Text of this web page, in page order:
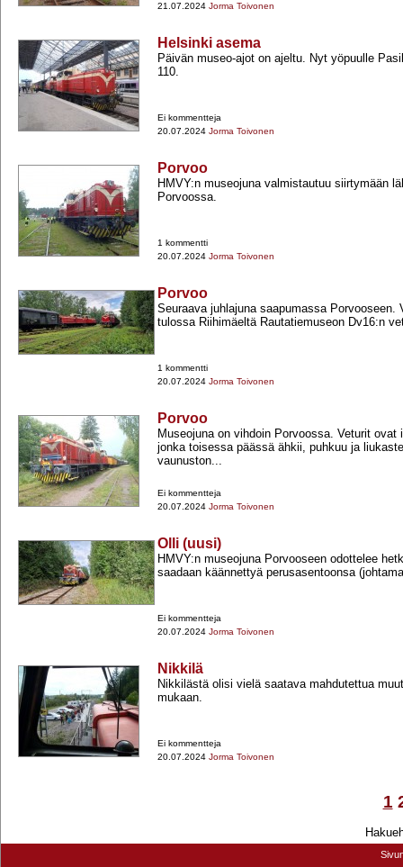
21.07.2024 Jorma Toivonen
Helsinki asema
Päivän museo-​ajot on ajeltu. Nyt yöpuulle
110.
Ei kommentteja
20.07.2024 Jorma Toivonen
Porvoo
HMVY:n museojuna valmistautuu siirtymään
Porvoossa.
1 kommentti
20.07.2024 Jorma Toivonen
Porvoo
Seuraava juhlajuna saapumassa Porvooseen.
tulossa Riihimäeltä Rautatiemuseon Dv16:n
1 kommentti
20.07.2024 Jorma Toivonen
Porvoo
Museojuna on vihdoin Porvoossa. Veturit ovat
jonka toisessa päässä ähkii, puhkuu ja
vaunuston...
Ei kommentteja
20.07.2024 Jorma Toivonen
Olli (uusi)
HMVY:n museojuna Porvooseen odottelee
saadaan käännettyä perusasentoonsa
Ei kommentteja
20.07.2024 Jorma Toivonen
Nikkilä
Nikkilästä olisi vielä saatava mahdutettua
mukaan.
Ei kommentteja
20.07.2024 Jorma Toivonen
1